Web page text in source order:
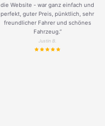
die Website - war ganz einfach und
perfekt, guter Preis, pünktlich, sehr
freundlicher Fahrer und schönes
Fahrzeug.”
Justin B.